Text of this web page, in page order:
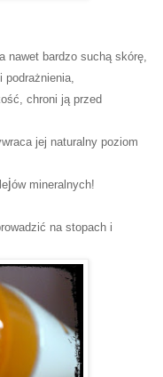
nawet bardzo suchą skórę,
podrażnienia,
chroni ją przed
jej naturalny poziom
jów mineralnych!
na stopach i